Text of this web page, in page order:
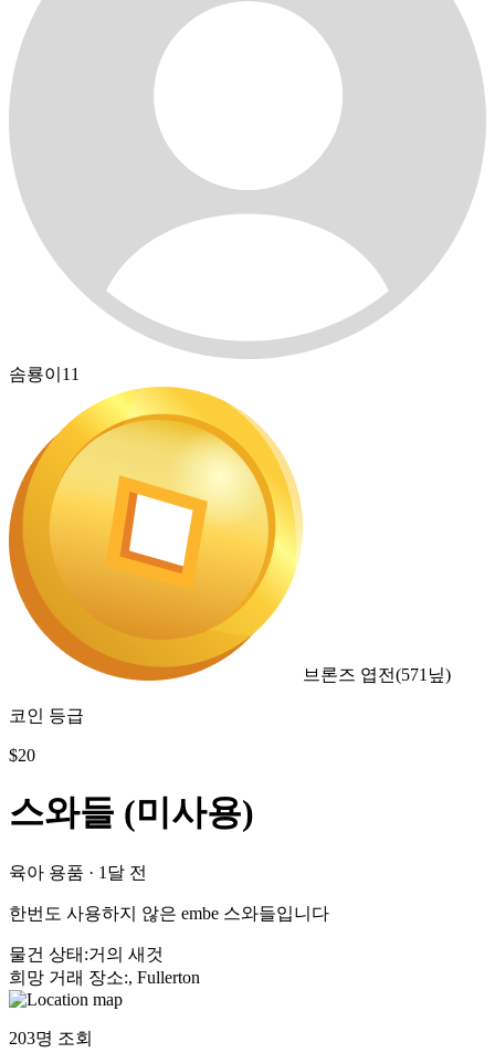
솜룡이11
브론즈 엽전(571 닢)
코인 등급
$20
스와들 (미사용)
육아 용품 · 1달 전
한번도 사용하지 않은 embe 스와들입니다
물건 상태 :거의 새것
희망 거래 장소:, Fullerton
203명 조회